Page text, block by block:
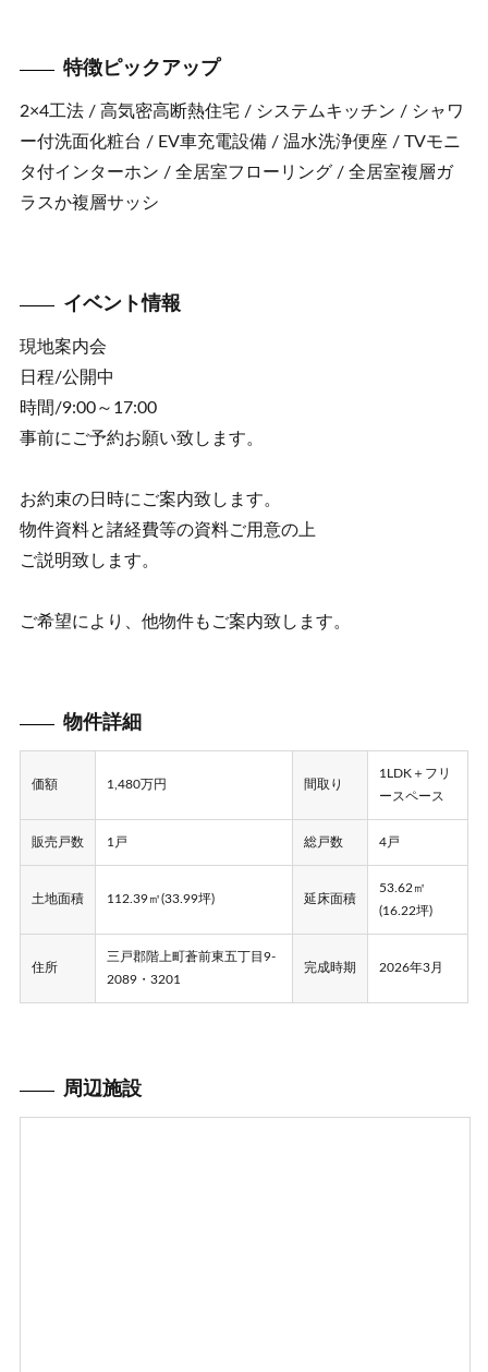
特徴ピックアップ
2×4工法 / 高気密高断熱住宅 / システムキッチン / シャワ
ー付洗面化粧台 / EV車充電設備 / 温水洗浄便座 / TVモニ
タ付インターホン / 全居室フローリング / 全居室複層ガ
ラスか複層サッシ
イベント情報
現地案内会
日程/公開中
時間/9:00～17:00
事前にご予約お願い致します。
お約束の日時にご案内致します。
物件資料と諸経費等の資料ご用意の上
ご説明致します。
ご希望により、他物件もご案内致します。
物件詳細
価額 1,480万円 間取り
1LDK＋フリ
ースペース
販売戸数 1戸 総戸数 4戸
土地面積 112.39㎡(33.99坪) 延床面積
53.62㎡
(16.22坪)
住所
三戸郡階上町蒼前東五丁目9-
2089・3201
完成時期 2026年3月
周辺施設